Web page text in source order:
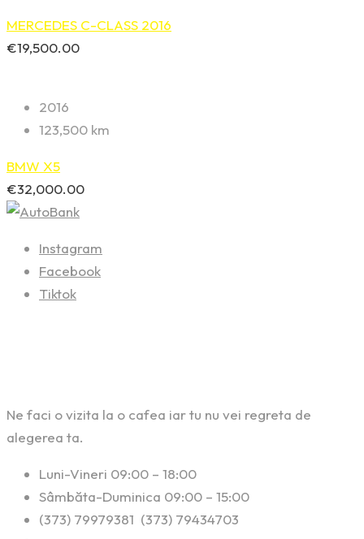
MERCEDES C-CLASS 2016
€19,500.00
2016
123,500 km
BMW X5
€32,000.00
Instagram
Facebook
Tiktok
Ne faci o vizita la o cafea iar tu nu vei regreta de
alegerea ta.
Luni-Vineri 09:00 – 18:00
Sâmbăta-Duminica 09:00 – 15:00
(373) 79979381 (373) 79434703